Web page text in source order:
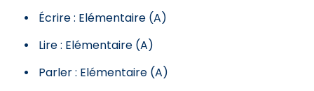
Écrire : Elémentaire (A)
Lire : Elémentaire (A)
Parler : Elémentaire (A)